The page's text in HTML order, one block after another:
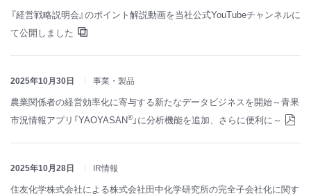
『経営戦略説明会』のポイント解説動画を当社公式YouTubeチャンネルに
て公開しました
2025年10月30日 事業・製品
農業関係者の経営効率化に寄与する新たなデータビジネスを開始～青果
市況情報アプリ「YAOYASAN®」に分析機能を追加、さらに便利に～
2025年10月28日 IR情報
住友化学株式会社による株式会社田中化学研究所の完全子会社化に関す